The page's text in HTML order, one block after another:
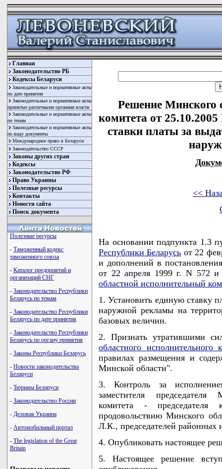
Главная
Законодательство РБ
Кодексы Беларуси
Законодательные и нормативные акты
по дате принятия
Законодательные и нормативные акты
принятые различными органами власти
Законодательные и нормативные акты
по темам
Законодательные и нормативные акты
по виду документы
Международное право в Беларуси
Законодательство СССР
Законы других стран
Кодексы
Законодательство РФ
Право Украины
Полезные ресурсы
Контакты
Новости сайта
Поиск документа
Полезные ресурсы
- Таможенный кодекс
таможенного союза
- Каталог предприятий и
организаций СНГ
- Законодательство Республики
Беларусь по темам
- Законодательство Республики
Беларусь по дате принятия
- Законодательство Республики
Беларусь по органу принятия
- Законы Республики Беларусь
- Новости законодательства
Беларуси
- Тюрьмы Беларуси
- Законодательство России
- Деловая Украина
- Автомобильный портал
- The legislation of the Great
Britain
Решение Минского
комитета от
ставки платы за
<<
На основании подпункта 1.3
Республики Беларусь от 22
и дополнений в
от 22 апреля 1999 г. N 572
областной исполнительный
1. Установить единую ставку
наружной рекламы на
базовых величин.
2. Признать утратившими
областного исполнительного
правилах размещения и
Минской области".
3. Контроль за
заместителя председателя
комитета - председателя
продовольствию Минского
Л.К., председателей районных
4. Опубликовать настоящее
5. Настоящее решение